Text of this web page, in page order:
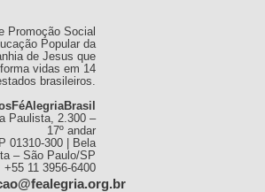
Promoção Social
Popular da
de Jesus que
vidas em 14
brasileiros.
Paulista, 2.300 –
17º andar
01310-300 | Bela
– São Paulo/SP
+55 11 3956-6400